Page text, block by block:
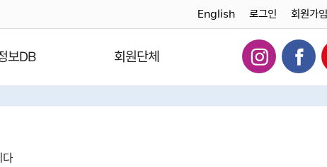
English 로그인 회원가입
보DB 회원단체
다